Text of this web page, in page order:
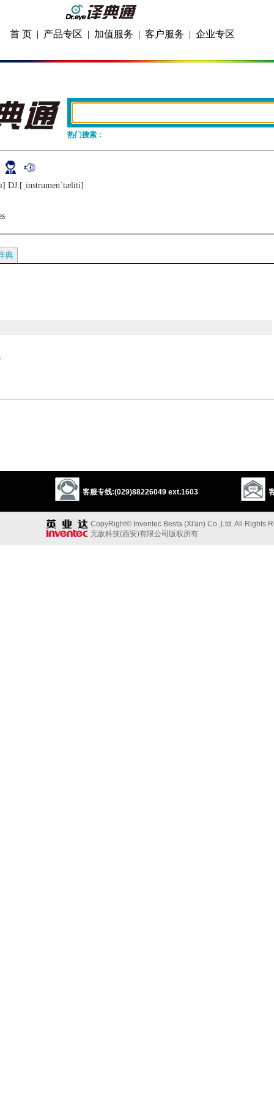
首 页 | 产品专区 | 加值服务 | 客户服务 | 企业专区
热门搜索：
DJ:[ˌinstrumеnˈtæliti]
典
客服专线:(029)88226049 ext.1603
CopyRight© Inventec Besta (Xi'an) Co.,Ltd. All Rights
无敌科技(西安)有限公司版权所有